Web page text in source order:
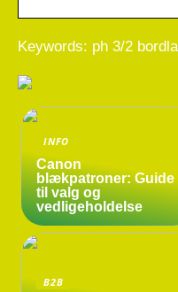
Keywords: ph 3/2
INFO
Canon
blækpatroner: Guide
til valg og
vedligeholdelse
B2B